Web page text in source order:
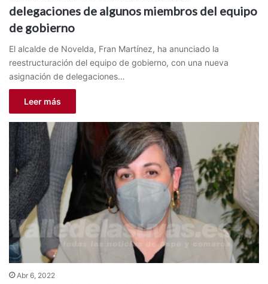
delegaciones de algunos miembros del equipo
de gobierno
El alcalde de Novelda, Fran Martínez, ha anunciado la
reestructuración del equipo de gobierno, con una nueva
asignación de delegaciones…
Leer más
Abr 6, 2022